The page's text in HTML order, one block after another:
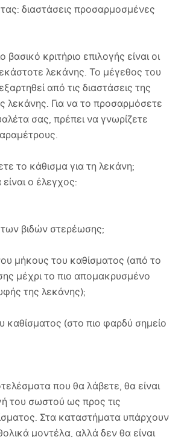
διαστάσεις προσαρμοσμένες
βασικό κριτήριο επιλογής είναι οι
λεκάνης. Το μέγεθος του
από τις διαστάσεις της
λεκάνης. Για να το προσαρμόσετε
σας, πρέπει να γνωρίζετε
το κάθισμα για τη λεκάνη;
ο έλεγχος:
βιδών στερέωσης;
μήκους του καθίσματος (από το
μέχρι το πιο απομακρυσμένο
της λεκάνης);
καθίσματος (στο πιο φαρδύ σημείο
που θα λάβετε, θα είναι
του σωστού ως προς τις
Στα καταστήματα υπάρχουν
μοντέλα, αλλά δεν θα είναι